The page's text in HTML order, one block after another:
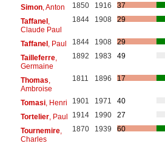
Simon, Anton 1850 1916
37
Taffanel,
Claude Paul
1844 1908 29
Taffanel, Paul 1844 1908
29
Tailleferre,
Germaine
1892 1983 49
Thomas
Ambroise
1811 1896 17
Tomasi, Henri 1901 1971
40
Tortelier, Paul 1914 1990
27
Tournemire,
Charles
1870 1939 60